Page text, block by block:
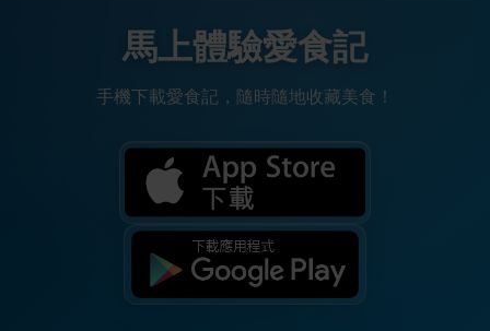
馬上體驗愛食記
手機下載愛食記，隨時隨地收藏美食！